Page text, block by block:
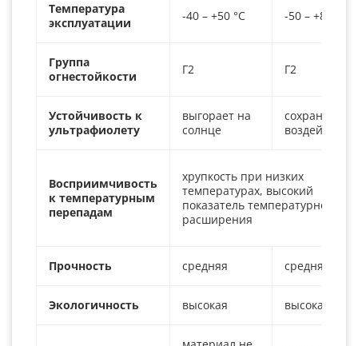
Температура
эксплуатации
-40 – +50 °С -50 – +85 °С
Группа
огнестойкости
Г2 Г2
Устойчивость к
ультрафиолету
выгорает на
солнце
сохраняет
Восприимчивость
к температурным
перепадам
хрупкость при низких
температурах, высокий
показатель температурного
расширения
Прочность средняя средняя
Экологичность высокая высокая